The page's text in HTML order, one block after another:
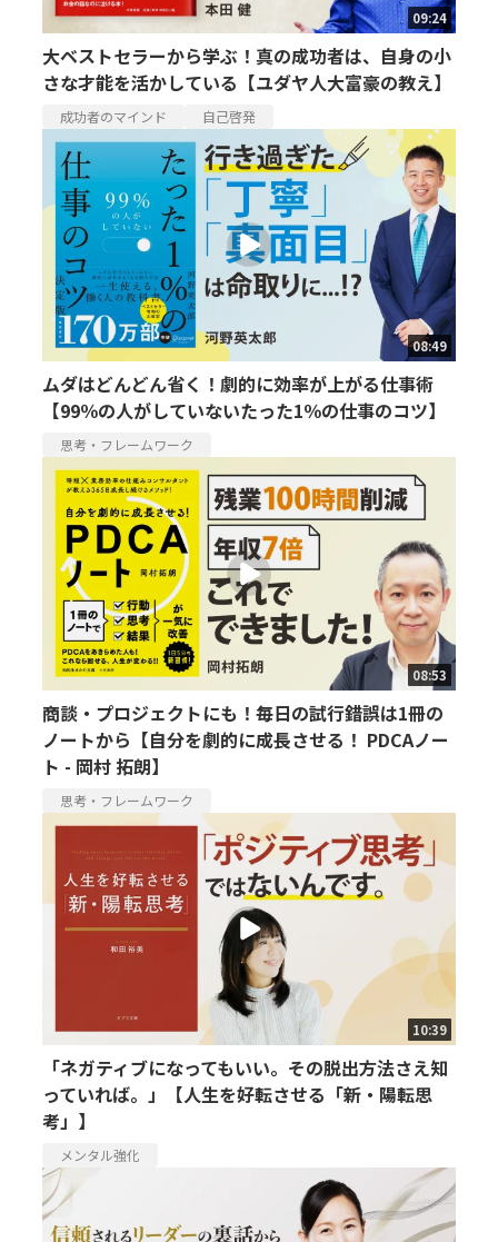
09:24
大ベストセラーから学ぶ！真の成功者は、自身の小
さな才能を活かしている【ユダヤ人大富豪の教え】
成功者のマインド 自己啓発
08:49
ムダはどんどん省く！劇的に効率が上がる仕事術
【99％の人がしていないたった1％の仕事のコツ】
思考・フレームワーク
08:53
商談・プロジェクトにも！毎日の試行錯誤は1冊の
ノートから【自分を劇的に成長させる！ PDCAノー
ト - 岡村 拓朗】
思考・フレームワーク
10:39
「ネガティブになってもいい。その脱出方法さえ知
っていれば。」【人生を好転させる「新・陽転思
考」】
メンタル強化